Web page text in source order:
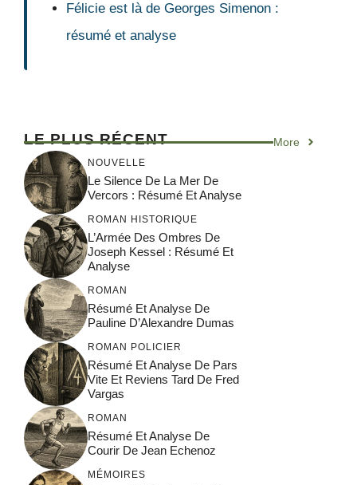
Félicie est là de Georges Simenon :
résumé et analyse
LE PLUS RÉCENT More
NOUVELLE
Le Silence De La Mer De
Vercors : Résumé Et Analyse
ROMAN HISTORIQUE
L’Armée Des Ombres De
Joseph Kessel : Résumé Et
Analyse
ROMAN
Résumé Et Analyse De
Pauline D’Alexandre Dumas
ROMAN POLICIER
Résumé Et Analyse De Pars
Vite Et Reviens Tard De Fred
Vargas
ROMAN
Résumé Et Analyse De
Courir De Jean Echenoz
MÉMOIRES